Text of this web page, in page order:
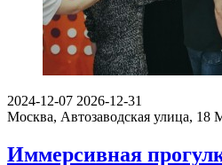
2024-12-07 2026-12-31
Москва, Автозаводская улица, 18
Иммерсивная